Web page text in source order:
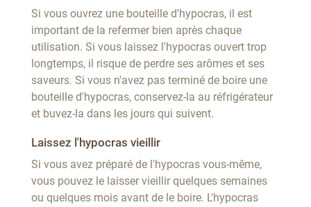
Si vous ouvrez une bouteille d'hypocras, il est
important de la refermer bien après chaque
utilisation. Si vous laissez l'hypocras ouvert trop
longtemps, il risque de perdre ses arômes et ses
saveurs. Si vous n'avez pas terminé de boire une
bouteille d'hypocras, conservez-la au réfrigérateur
et buvez-la dans les jours qui suivent.
Laissez l'hypocras vieillir
Si vous avez préparé de l'hypocras vous-même,
vous pouvez le laisser vieillir quelques semaines
ou quelques mois avant de le boire. L'hypocras